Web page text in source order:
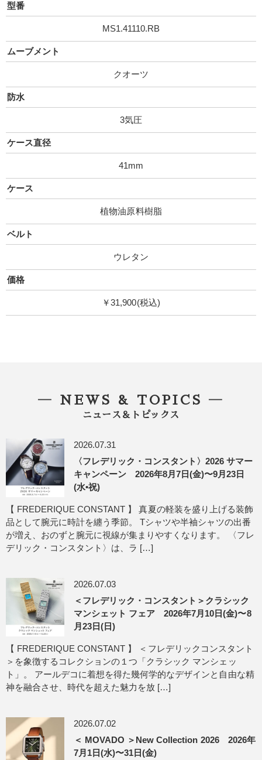
型番
MS1.41110.RB
ムーブメント
クオーツ
防水
3気圧
ケース直径
41mm
ケース
植物油原料樹脂
ベルト
ウレタン
価格
￥31,900(税込)
― NEWS & TOPICS ―
ニュース＆トピックス
2026.07.31
〈フレデリック・コンスタント〉2026 サマー
キャンペーン 2026年8月7日(金)〜9月23日
(水•祝)
【 FREDERIQUE CONSTANT 】 真夏の軽装を盛り上げる装飾
品として腕元に時計を纏う季節。 Tシャツや半袖シャツの出番
が増え、おのずと腕元に視線が集まりやすくなります。 〈フレ
デリック・コンスタント〉は、ラ […]
2026.07.03
＜フレデリック・コンスタント＞クラシック
マンシェット フェア 2026年7月10日(金)〜8
月23日(日)
【 FREDERIQUE CONSTANT 】 ＜フレデリックコンスタント
＞を象徴するコレクションの１つ「クラシック マンシェッ
ト」。 アールデコに着想を得た幾何学的なデザインと自由な精
神を融合させ、時代を超えた魅力を放 […]
2026.07.02
＜ MOVADO ＞New Collection 2026 2026年
7月1日(水)〜31日(金)